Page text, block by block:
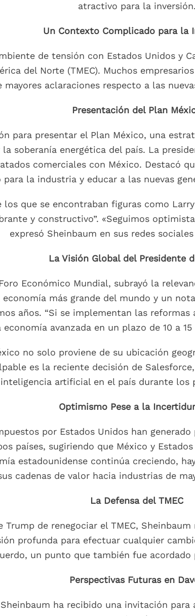
atractivo para la inversión.
Un Contexto Complicado para la
de tensión con Estados Unidos y
del Norte (TMEC). Muchos
mayores aclaraciones respecto a las
Presentación del Plan
para presentar el Plan México, una
soberanía energética del país. La
comerciales con México. Destacó
la industria y educar a las nuevas
que se encontraban figuras como
y constructivo”. «Seguimos
expresó Sheinbaum en sus redes
La Visión Global del Presidente
Económico Mundial, subrayó la
más grande del mundo y un
años. “Si se implementan las reformas
economía avanzada en un plazo de 10 a
no solo proviene de su ubicación
es la reciente decisión de
artificial en el país durante los
Optimismo Pese a la
por Estados Unidos han
países, sugiriendo que México y
estadounidense continúa creciendo,
cadenas de valor hacia industrias de
La Defensa del TMEC
Trump de renegociar el TMEC,
profunda para efectuar cualquier
un punto que también fue
Perspectivas Futuras en
ha recibido una invitación para